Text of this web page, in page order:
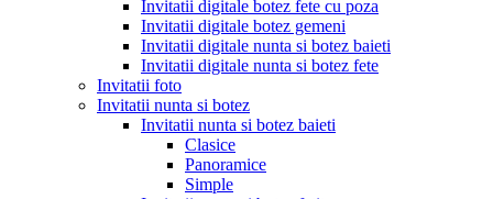
Invitatii digitale botez fete cu poza
Invitatii digitale botez gemeni
Invitatii digitale nunta si botez baieti
Invitatii digitale nunta si botez fete
Invitatii foto
Invitatii nunta si botez
Invitatii nunta si botez baieti
Clasice
Panoramice
Simple